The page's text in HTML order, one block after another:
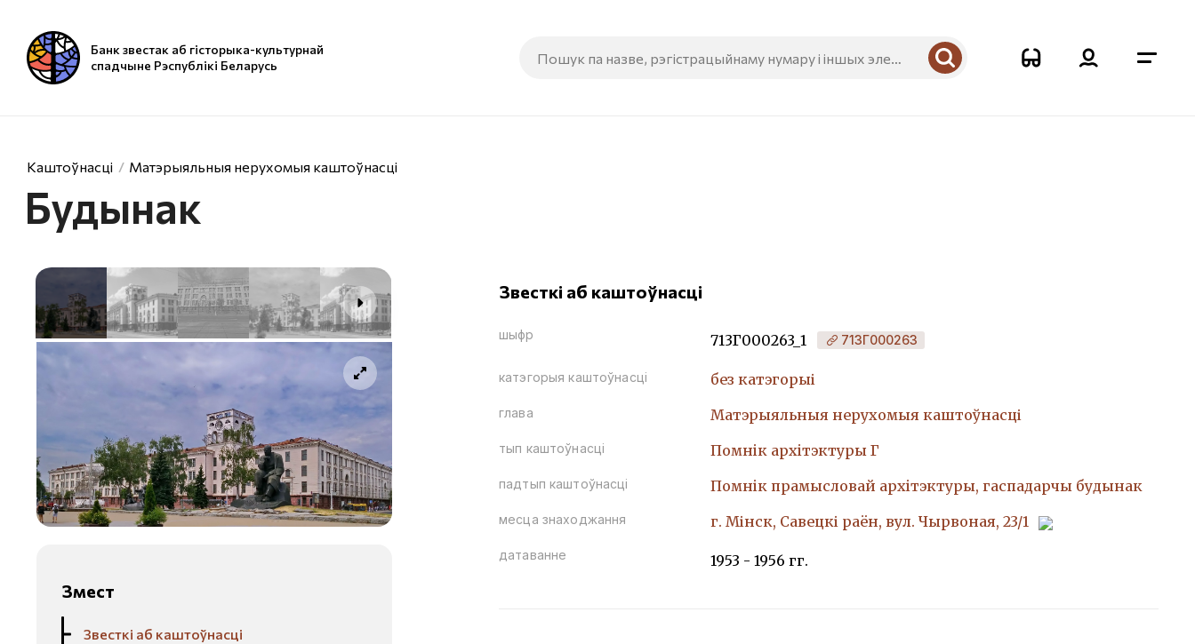
Банк звестак аб гісторыка-культурнай
спадчыне Рэспублікі Беларусь
Каштоўнасці Матэрыяльныя нерухомыя каштоўнасці
Будынак
Змест
Звесткі аб каштоўнасці
Звесткі аб каштоўнасці
шыфр 713Г000263_1 713Г000263
катэгорыя каштоўнасці без катэгорыі
глава Матэрыяльныя нерухомыя каштоўнасці
тып каштоўнасці Помнiк архiтэктуры Г
падтып каштоўнасці Помнiк прамысловай архiтэктуры, гаспадарчы будынак
месца знаходжання г. Мінск, Савецкі раён, вул. Чырвоная, 23/1
датаванне 1953 - 1956 гг.